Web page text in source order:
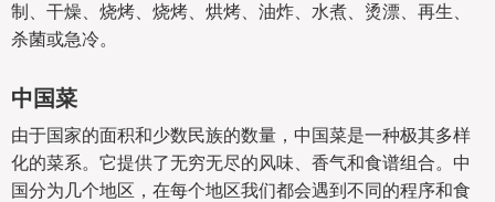
制、干燥、烧烤、烧烤、烘烤、油炸、水煮、烫漂、再生、
杀菌或急冷。
中国菜
由于国家的面积和少数民族的数量，中国菜是一种极其多样
化的菜系。它提供了无穷无尽的风味、香气和食谱组合。中
国分为几个地区，在每个地区我们都会遇到不同的程序和食